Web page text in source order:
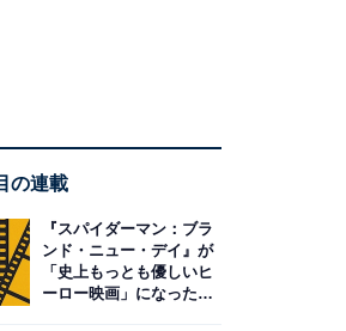
の連載
『スパイダーマン：ブラ
ンド・ニュー・デイ』が
「史上もっとも優しいヒ
ーロー映画」になった理